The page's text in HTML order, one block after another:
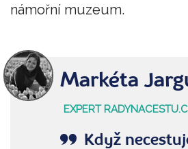
námořní muzeum.
Markéta
EXPERT
Když